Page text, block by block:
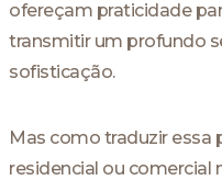
ofereçam praticidade
transmitir um profundo
sofisticação.
Mas como traduzir
residencial ou comercial